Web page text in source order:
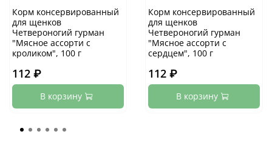
Корм консервированный
для щенков
Четвероногий гурман
"Мясное ассорти с
кроликом", 100 г
112 ₽
В корзину
Корм консервированный
для щенков
Четвероногий гурман
"Мясное ассорти с
сердцем", 100 г
112 ₽
В корзину